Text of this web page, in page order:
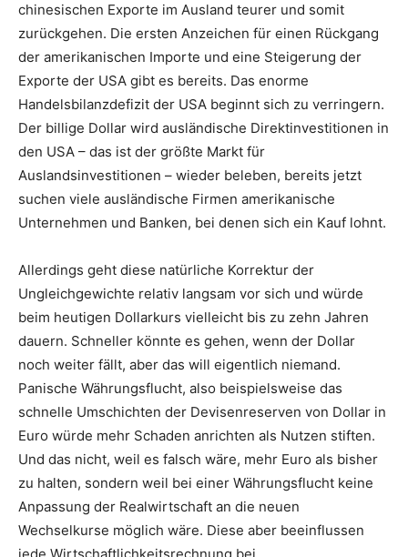
chinesischen Exporte im Ausland teurer und somit
zurückgehen. Die ersten Anzeichen für einen Rückgang
der amerikanischen Importe und eine Steigerung der
Exporte der USA gibt es bereits. Das enorme
Handelsbilanzdefizit der USA beginnt sich zu verringern.
Der billige Dollar wird ausländische Direktinvestitionen in
den USA – das ist der größte Markt für
Auslandsinvestitionen – wieder beleben, bereits jetzt
suchen viele ausländische Firmen amerikanische
Unternehmen und Banken, bei denen sich ein Kauf lohnt.
Allerdings geht diese natürliche Korrektur der
Ungleichgewichte relativ langsam vor sich und würde
beim heutigen Dollarkurs vielleicht bis zu zehn Jahren
dauern. Schneller könnte es gehen, wenn der Dollar
noch weiter fällt, aber das will eigentlich niemand.
Panische Währungsflucht, also beispielsweise das
schnelle Umschichten der Devisenreserven von Dollar in
Euro würde mehr Schaden anrichten als Nutzen stiften.
Und das nicht, weil es falsch wäre, mehr Euro als bisher
zu halten, sondern weil bei einer Währungsflucht keine
Anpassung der Realwirtschaft an die neuen
Wechselkurse möglich wäre. Diese aber beeinflussen